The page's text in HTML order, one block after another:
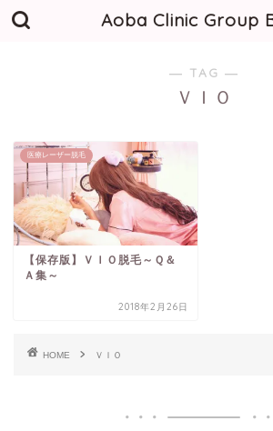
Aoba Clinic Group
― TAG ―
ＶＩＯ
医療レーザー脱毛
【保存版】ＶＩＯ脱毛～Ｑ＆
Ａ集～
2018年2月26日
HOME ＶＩＯ